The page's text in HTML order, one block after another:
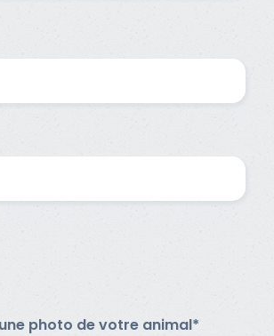
photo de votre animal*